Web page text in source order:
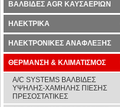
ΒΑΛΒΙΔΕΣ AGR ΚΑΥΣΑΕΡΙΩΝ
ΗΛΕΚΤΡΙΚΑ
ΗΛΕΚΤΡΟΝΙΚΕΣ ΑΝΑΦΛΕΞΗΣ
ΘΕΡΜΑΝΣΗ & ΚΛΙΜΑΤΙΣΜΟΣ
A/C SYSTEMS ΒΑΛΒΙΔΕΣ
ΥΨΗΛΗΣ-ΧΑΜΗΛΗΣ ΠΙΕΣΗΣ
ΠΡΕΣΟΣΤΑΤΙΚΕΣ